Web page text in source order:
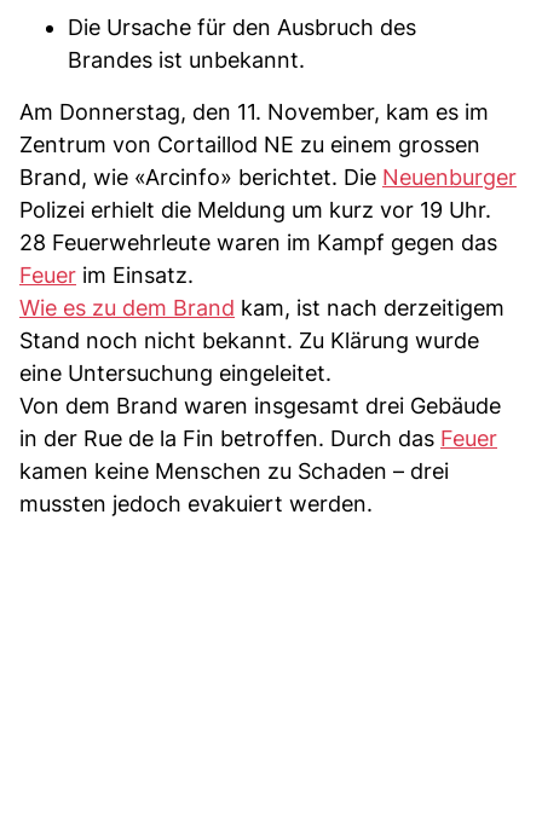
Die Ursache für den Ausbruch des
Brandes ist unbekannt.
Am Donnerstag, den 11. November, kam es im
Zentrum von Cortaillod NE zu einem grossen
Brand, wie «Arcinfo» berichtet. Die Neuenburger
Polizei erhielt die Meldung um kurz vor 19 Uhr.
28 Feuerwehrleute waren im Kampf gegen das
Feuer im Einsatz.
Wie es zu dem Brand kam, ist nach derzeitigem
Stand noch nicht bekannt. Zu Klärung wurde
eine Untersuchung eingeleitet.
Von dem Brand waren insgesamt drei Gebäude
in der Rue de la Fin betroffen. Durch das Feuer
kamen keine Menschen zu Schaden – drei
mussten jedoch evakuiert werden.